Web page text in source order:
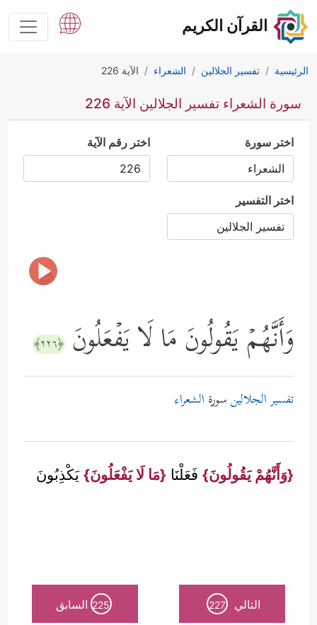
القرآن الكريم
الرئيسية تفسير الجلالين الشعراء الآية 226
سورة الشعراء تفسير الجلالين الآية 226
اختر سورة اختر رقم الآية
اختر التفسير
وَأَنَّهُمۡ یَقُولُونَ مَا لَا یَفۡعَلُونَ ﴿٢٢٦﴾
تفسير الجلالينسورة الشعراء
{وَأَنَّهُمْ يَقُولُونَ} فَعَلْنَا {مَا لَا يَفْعَلُونَ} يَكْذِبُونَ
التالي 227
225 السابق